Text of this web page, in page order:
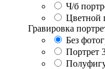
Ч/б
Цветной
Гравировка
Без
Портрет